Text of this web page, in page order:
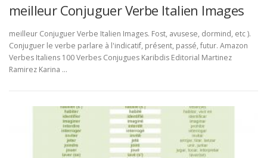
meilleur Conjuguer Verbe Italien Images
meilleur Conjuguer Verbe Italien Images. Fost, avusese, dormind, etc ).
Conjuguer le verbe parlare à l'indicatif, présent, passé, futur. Amazon
Verbes Italiens 100 Verbes Conjugues Karibdis Editorial Martinez
Ramirez Karina …